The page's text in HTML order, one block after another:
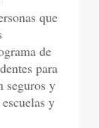
que
de
para
seguros y
y